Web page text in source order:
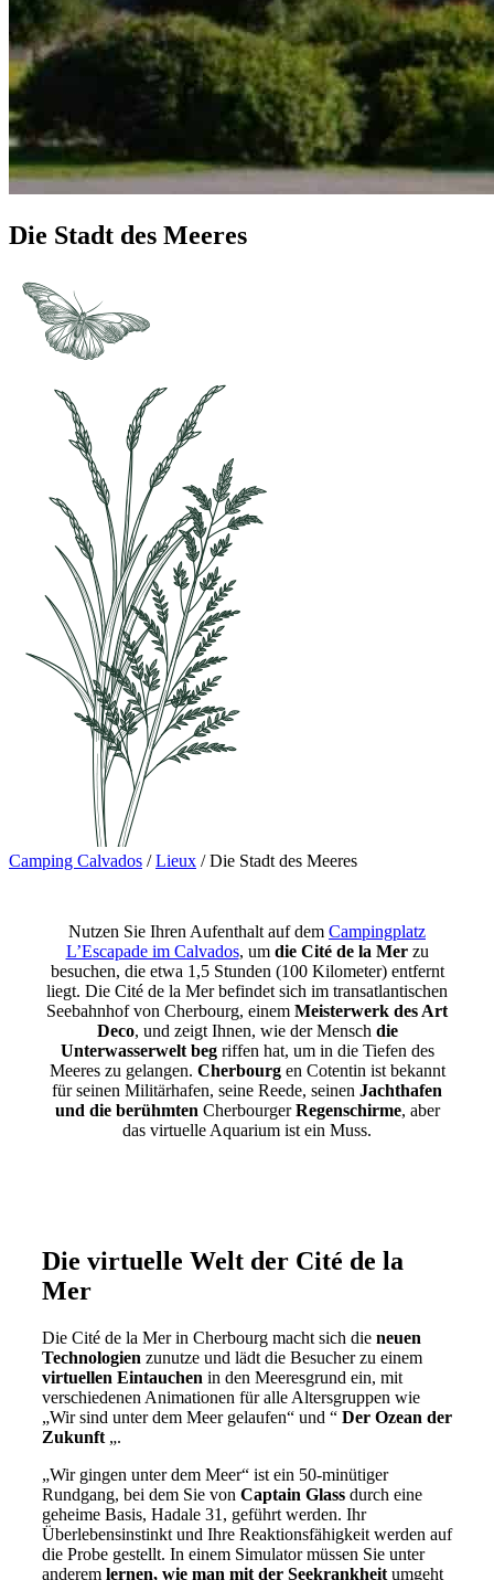
Die Stadt des Meeres
Camping Calvados /Lieux /Die Stadt des Meeres
Nutzen Sie Ihren Aufenthalt auf dem Campingplatz
L’Escapade im Calvados, um die Cité de la Merzu
besuchen, die etwa 1,5 Stunden (100 Kilometer) entfernt
liegt. Die Cité de la Mer befindet sich im transatlantischen
Seebahnhof von Cherbourg, einem Meisterwerk des Art
Deco, und zeigt Ihnen, wie der Mensch die
Unterwasserwelt begriffen hat, um in die Tiefen des
Meeres zu gelangen. Cherbourgen Cotentin ist bekannt
für seinen Militärhafen, seine Reede, seinen Jachthafen
und die berühmten CherbourgerRegenschirme, aber
das virtuelle Aquarium ist ein Muss.
Die virtuelle Welt der Cité de la
Mer
Die Cité de la Mer in Cherbourg macht sich die neuen
Technologien zunutze und lädt die Besucher zu einem
virtuellen Eintauchen in den Meeresgrund ein, mit
verschiedenen Animationen für alle Altersgruppen wie
„Wir sind unter dem Meer gelaufen“ und “ Der Ozean der
Zukunft „.
„Wir gingen unter dem Meer“ ist ein 50-minütiger
Rundgang, bei dem Sie von Captain Glass durch eine
geheime Basis, Hadale 31, geführt werden. Ihr
Überlebensinstinkt und Ihre Reaktionsfähigkeit werden auf
die Probe gestellt. In einem Simulator müssen Sie unter
anderem lernen, wie man mit der Seekrankheit umgeht